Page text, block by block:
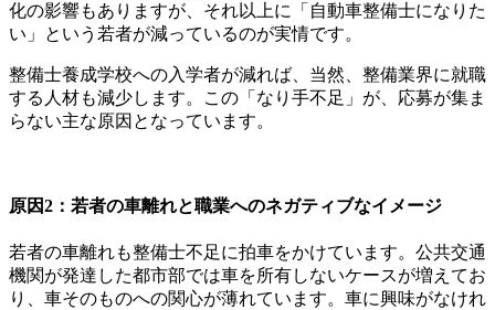
化の影響もありますが、それ以上に「自動車整備士になりた
い」という若者が減っているのが実情です。
整備士養成学校への入学者が減れば、当然、整備業界に就職
する人材も減少します。この「なり手不足」が、応募が集ま
らない主な原因となっています。
原因2：若者の車離れと職業へのネガティブなイメージ
若者の車離れも整備士不足に拍車をかけています。公共交通
機関が発達した都市部では車を所有しないケースが増えてお
り、車そのものへの関心が薄れています。車に興味がなけれ